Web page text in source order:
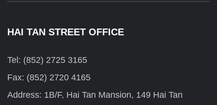
HAI TAN STREET OFFICE
Tel: (852) 2725 3165
Fax: (852) 2720 4165
Address: 1B/F, Hai Tan Mansion, 149 Hai Tan